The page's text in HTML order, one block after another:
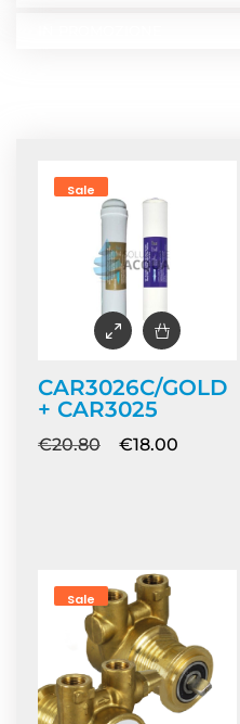
Sale
CAR3026C/GOLD
+ CAR3025
€20.80 €18.00
Sale